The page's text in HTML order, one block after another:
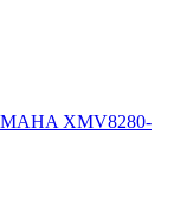
XMV8280-